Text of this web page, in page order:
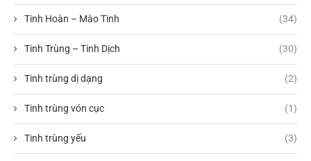
Tinh Hoàn – Mào Tinh (34)
Tinh Trùng – Tinh Dịch (30)
Tinh trùng dị dạng (2)
Tinh trùng vón cục (1)
Tinh trùng yếu (3)